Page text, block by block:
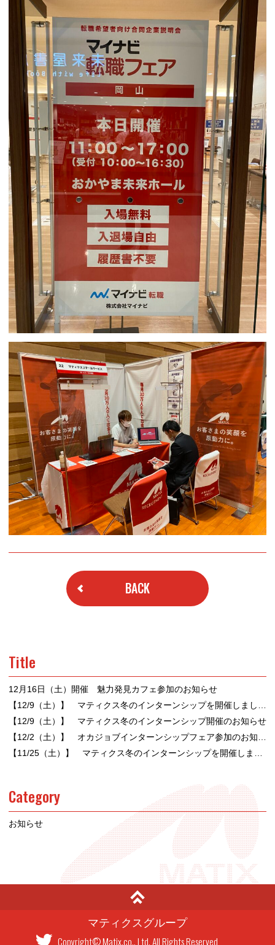
BACK
Title
12月16日（土）開催 魅力発見カフェ参加のお知らせ
【12/9（土）】 マティクス冬のインターンシップ開催のお知らせ
Category
お知らせ
マティクスグループ
Copyright© Matix.co., Ltd, All Rights Reserved